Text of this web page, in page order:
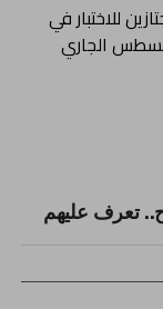
للاختبار في
18 من شهر أغسطس الجاري
تعرف عليهم